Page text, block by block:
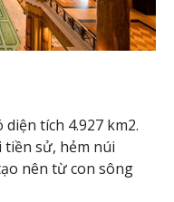
tích 4.927 km2.
tiền sử, hẻm núi
nên từ con sông